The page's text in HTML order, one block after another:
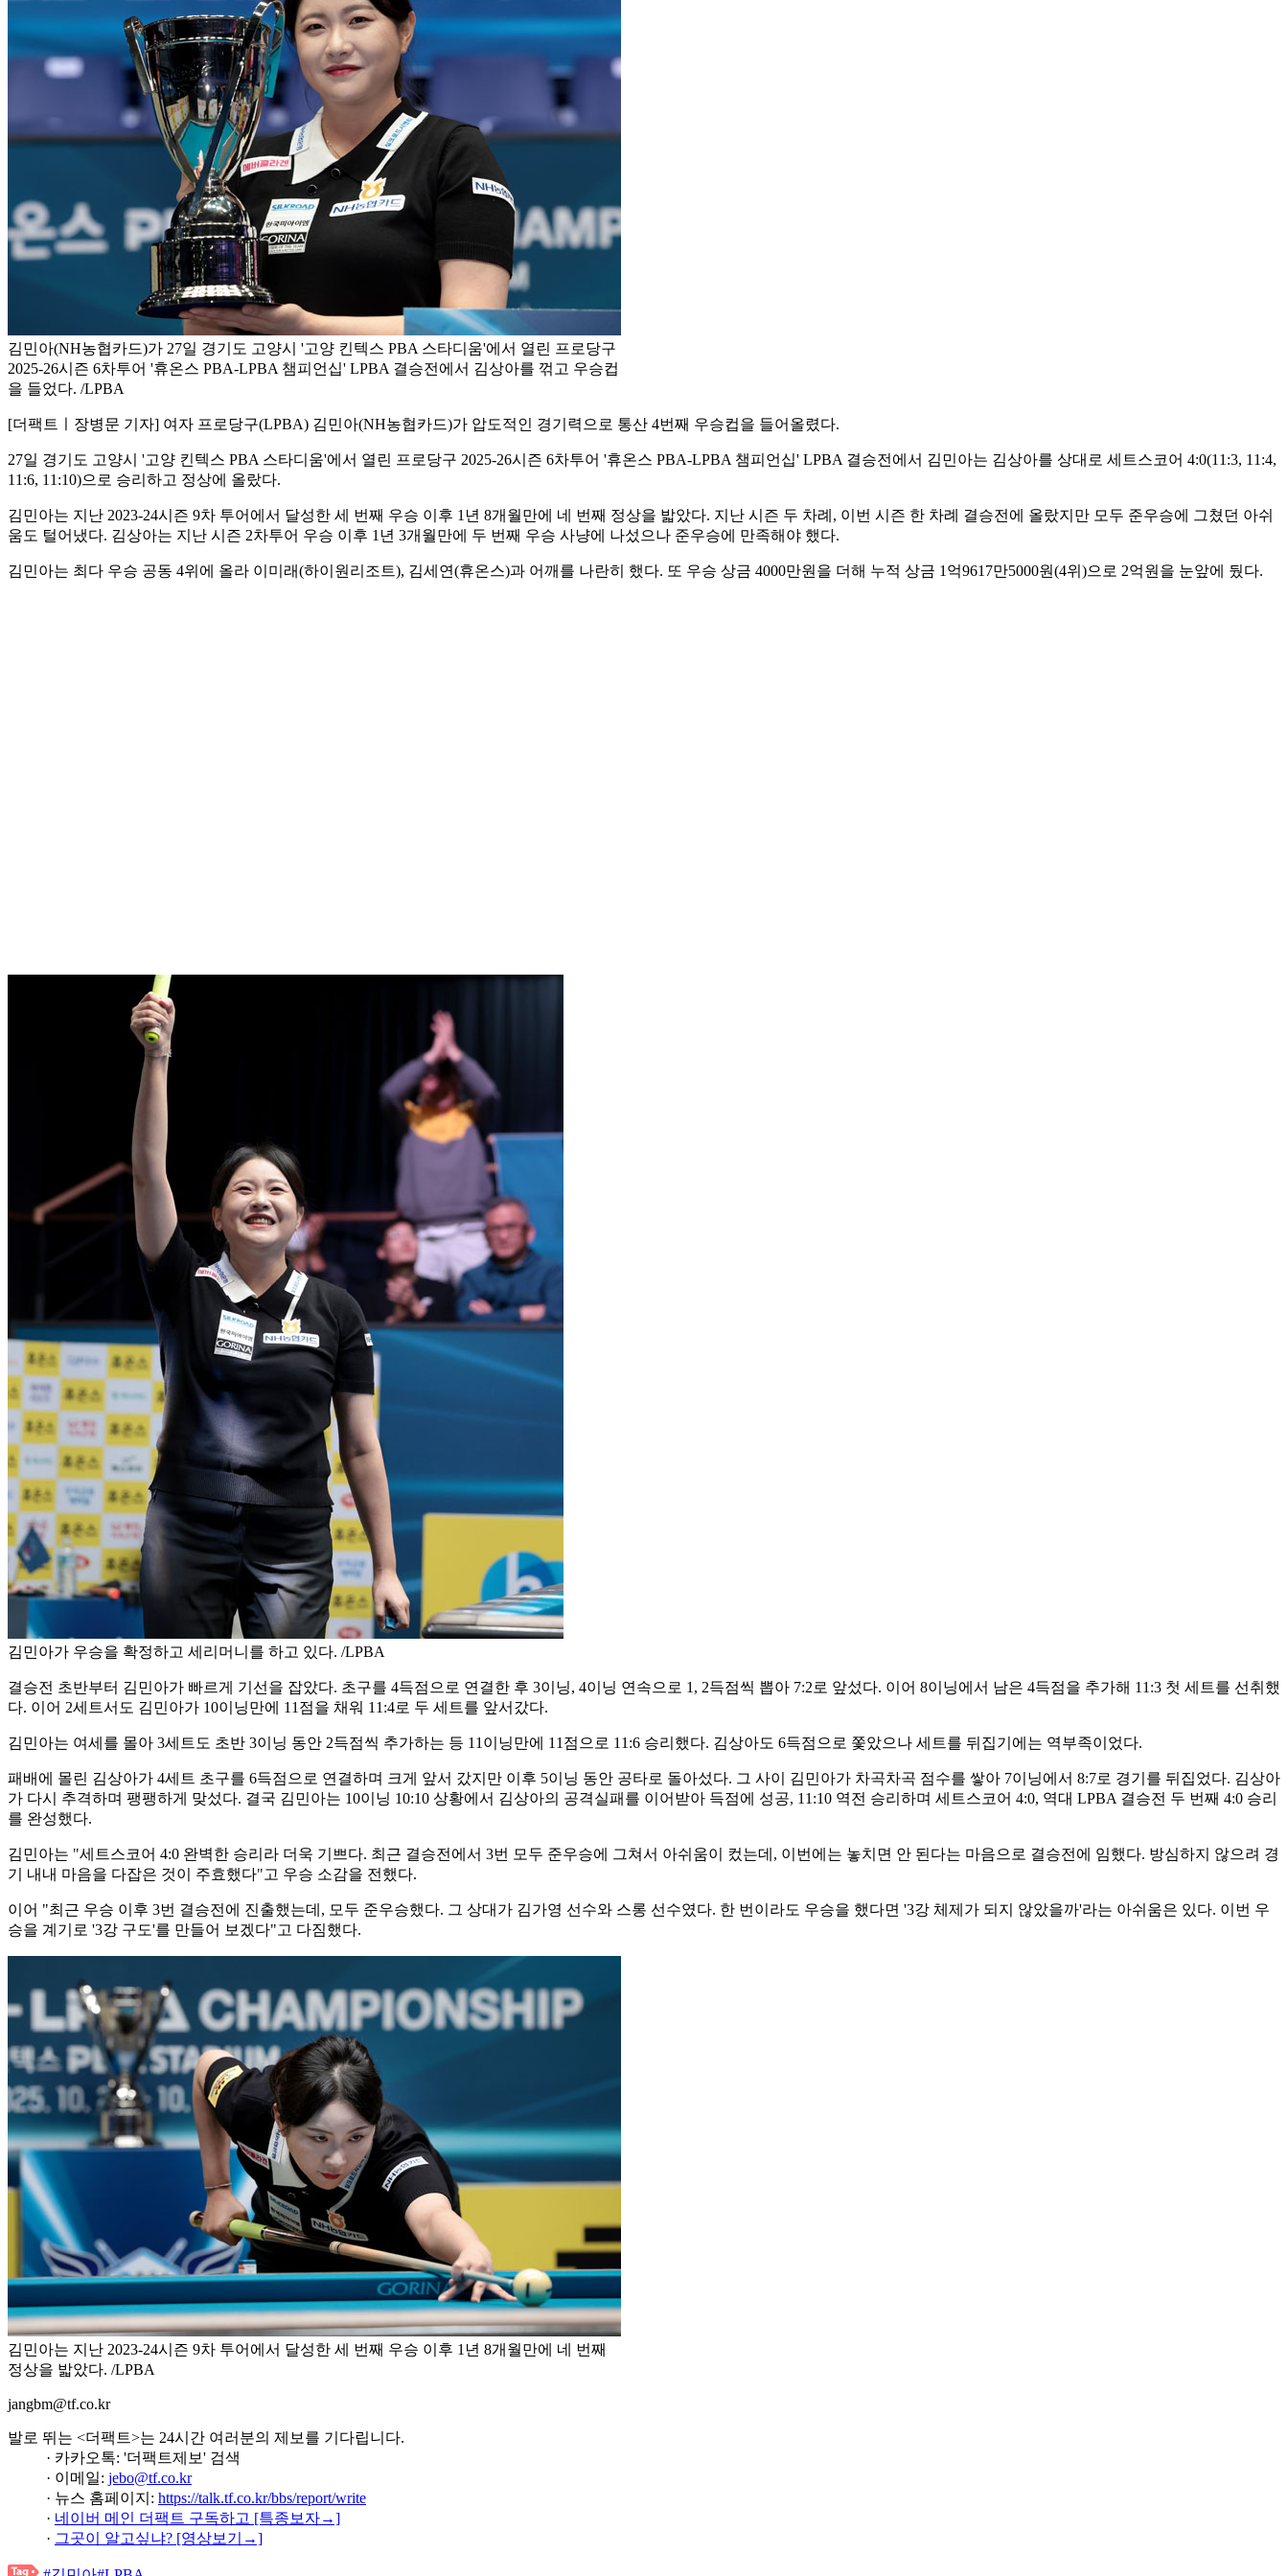
김민아(NH농협카드)가 27일 경기도 고양시 '고양 킨텍스 PBA 스타디움'에서 열린 프로당구
2025-26시즌 6차투어 '휴온스 PBA-LPBA 챔피언십' LPBA 결승전에서 김상아를 꺾고 우승컵
을 들었다. /LPBA
[더팩트ㅣ장병문 기자] 여자 프로당구(LPBA) 김민아(NH농협카드)가 압도적인 경기력으로 통산 4번째 우승컵을 들어올렸다.
27일 경기도 고양시 '고양 킨텍스 PBA 스타디움'에서 열린 프로당구 2025-26시즌 6차투어 '휴온스 PBA-LPBA 챔피언십' LPBA 결승전에서 김민아는 김상아를 상대로 세트스코어 4:0(11:3, 11:4,
11:6, 11:10)으로 승리하고 정상에 올랐다.
김민아는 지난 2023-24시즌 9차 투어에서 달성한 세 번째 우승 이후 1년 8개월만에 네 번째 정상을 밟았다. 지난 시즌 두 차례, 이번 시즌 한 차례 결승전에 올랐지만 모두 준우승에 그쳤던 아쉬
움도 털어냈다. 김상아는 지난 시즌 2차투어 우승 이후 1년 3개월만에 두 번째 우승 사냥에 나섰으나 준우승에 만족해야 했다.
김민아는 최다 우승 공동 4위에 올라 이미래(하이원리조트), 김세연(휴온스)과 어깨를 나란히 했다. 또 우승 상금 4000만원을 더해 누적 상금 1억9617만5000원(4위)으로 2억원을 눈앞에 뒀다.
김민아가 우승을 확정하고 세리머니를 하고 있다. /LPBA
결승전 초반부터 김민아가 빠르게 기선을 잡았다. 초구를 4득점으로 연결한 후 3이닝, 4이닝 연속으로 1, 2득점씩 뽑아 7:2로 앞섰다. 이어 8이닝에서 남은 4득점을 추가해 11:3 첫 세트를 선취했
다. 이어 2세트서도 김민아가 10이닝만에 11점을 채워 11:4로 두 세트를 앞서갔다.
김민아는 여세를 몰아 3세트도 초반 3이닝 동안 2득점씩 추가하는 등 11이닝만에 11점으로 11:6 승리했다. 김상아도 6득점으로 쫓았으나 세트를 뒤집기에는 역부족이었다.
패배에 몰린 김상아가 4세트 초구를 6득점으로 연결하며 크게 앞서 갔지만 이후 5이닝 동안 공타로 돌아섰다. 그 사이 김민아가 차곡차곡 점수를 쌓아 7이닝에서 8:7로 경기를 뒤집었다. 김상아
가 다시 추격하며 팽팽하게 맞섰다. 결국 김민아는 10이닝 10:10 상황에서 김상아의 공격실패를 이어받아 득점에 성공, 11:10 역전 승리하며 세트스코어 4:0, 역대 LPBA 결승전 두 번째 4:0 승리
를 완성했다.
김민아는 "세트스코어 4:0 완벽한 승리라 더욱 기쁘다. 최근 결승전에서 3번 모두 준우승에 그쳐서 아쉬움이 컸는데, 이번에는 놓치면 안 된다는 마음으로 결승전에 임했다. 방심하지 않으려 경
기 내내 마음을 다잡은 것이 주효했다"고 우승 소감을 전했다.
이어 "최근 우승 이후 3번 결승전에 진출했는데, 모두 준우승했다. 그 상대가 김가영 선수와 스롱 선수였다. 한 번이라도 우승을 했다면 '3강 체제가 되지 않았을까'라는 아쉬움은 있다. 이번 우
승을 계기로 '3강 구도'를 만들어 보겠다"고 다짐했다.
김민아는 지난 2023-24시즌 9차 투어에서 달성한 세 번째 우승 이후 1년 8개월만에 네 번째
정상을 밟았다. /LPBA
jangbm@tf.co.kr
발로 뛰는 <더팩트>는 24시간 여러분의 제보를 기다립니다.
· 카카오톡: '더팩트제보' 검색
· 이메일: jebo@tf.co.kr
· 뉴스 홈페이지: https://talk.tf.co.kr/bbs/report/write
· 네이버 메인 더팩트 구독하고 [특종보자→]
· 그곳이 알고싶냐? [영상보기→]